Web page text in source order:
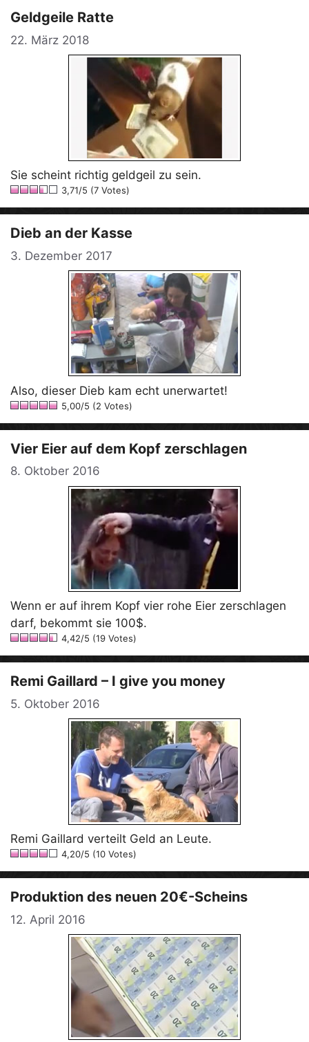
Geldgeile Ratte
22. März 2018
Sie scheint richtig geldgeil zu sein.
3,71/5 (7 Votes)
Dieb an der Kasse
3. Dezember 2017
Also, dieser Dieb kam echt unerwartet!
5,00/5 (2 Votes)
Vier Eier auf dem Kopf zerschlagen
8. Oktober 2016
Wenn er auf ihrem Kopf vier rohe Eier zerschlagen
darf, bekommt sie 100$.
4,42/5 (19 Votes)
Remi Gaillard – I give you money
5. Oktober 2016
Remi Gaillard verteilt Geld an Leute.
4,20/5 (10 Votes)
Produktion des neuen 20€-Scheins
12. April 2016